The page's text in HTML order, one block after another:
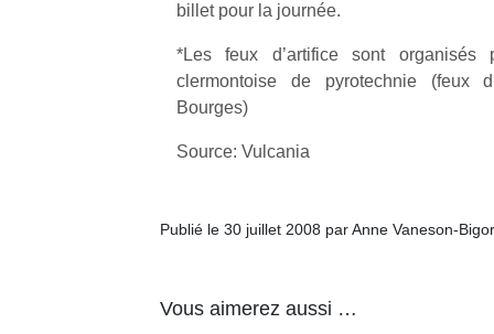
billet pour la journée.
*Les feux d’artifice sont organisés
clermontoise de pyrotechnie (feux
Bourges)
Source: Vulcania
Publié le 30 juillet 2008 par Anne Vaneson-
Vous aimerez aussi …
Beeper
Les
enfants
débordent
d’énergie.
toujours
divertissement,
vacances
estivales
de